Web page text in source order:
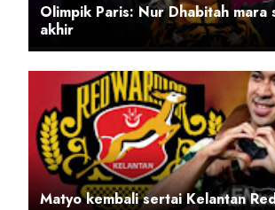
Olimpik Paris: Nur Dhabitah mara
akhir
Matyo kembali sertai Kelantan